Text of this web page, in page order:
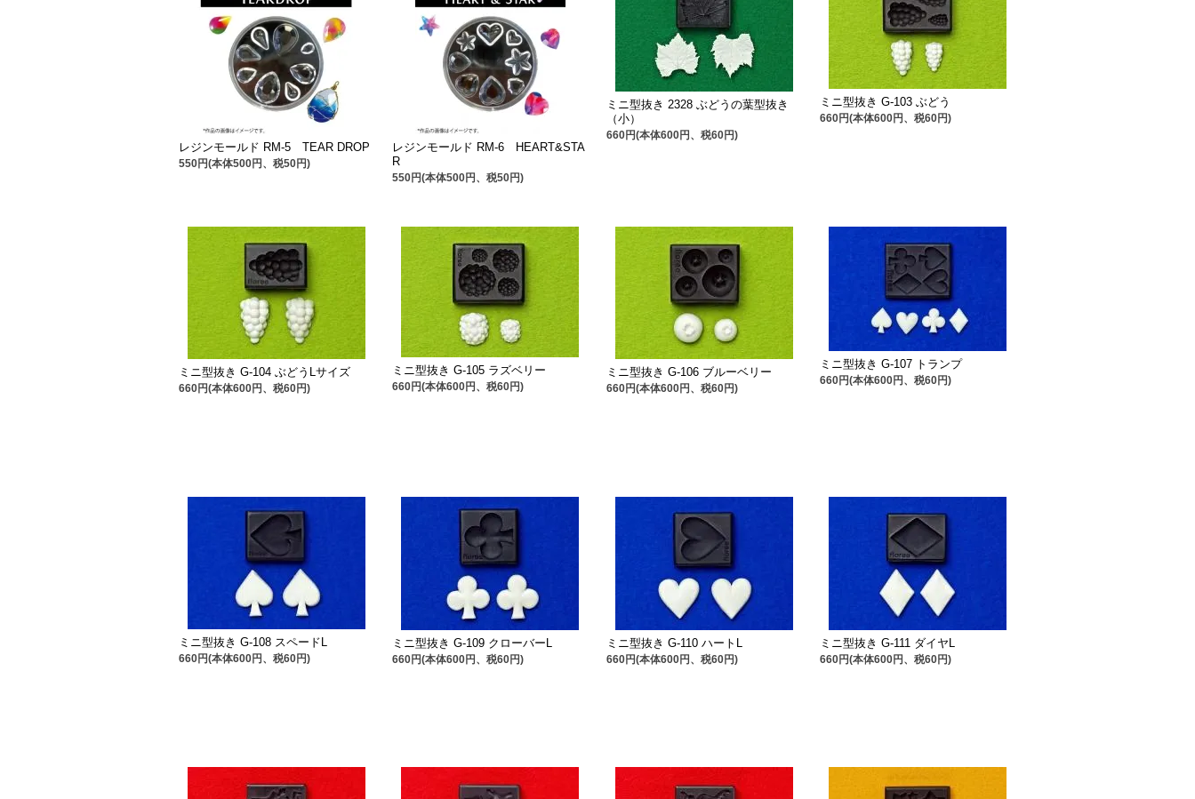
レジンモールド RM-5 TEAR DROP
550円(本体500円、税50円)
レジンモールド RM-6 HEART&STA
R
550円(本体500円、税50円)
ミニ型抜き 2328 ぶどうの葉型抜き
（小）
660円(本体600円、税60円)
ミニ型抜き G-103 ぶどう
660円(本体600円、税60円)
ミニ型抜き G-104 ぶどうLサイズ
660円(本体600円、税60円)
ミニ型抜き G-105 ラズベリー
660円(本体600円、税60円)
ミニ型抜き G-106 ブルーベリー
660円(本体600円、税60円)
ミニ型抜き G-107 トランプ
660円(本体600円、税60円)
ミニ型抜き G-108 スペードL
660円(本体600円、税60円)
ミニ型抜き G-109 クローバーL
660円(本体600円、税60円)
ミニ型抜き G-110 ハートL
660円(本体600円、税60円)
ミニ型抜き G-111 ダイヤL
660円(本体600円、税60円)